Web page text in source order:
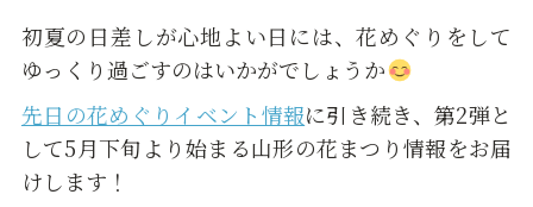
初夏の日差しが心地よい日には、花めぐりをして
ゆっくり過ごすのはいかがでしょうか
先日の花めぐりイベント情報に引き続き、第2弾と
して5月下旬より始まる山形の花まつり情報をお届
けします！